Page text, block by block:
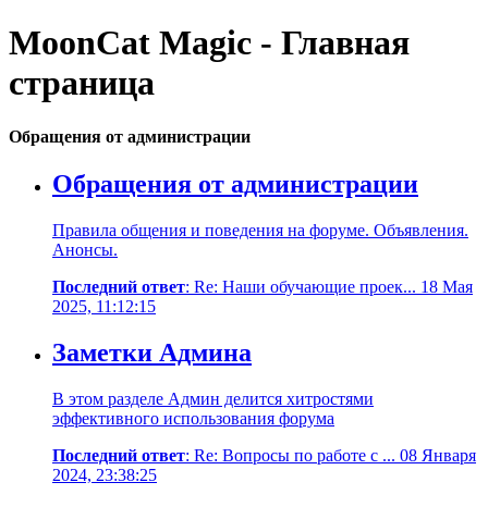
MoonCat Magic - Главная
страница
Обращения от администрации
Обращения от администрации
Правила общения и поведения на форуме. Объявления.
Анонсы.
Последний ответ: Re: Наши обучающие проек... 18 Мая
2025, 11:12:15
Заметки Админа
В этом разделе Админ делится хитростями
эффективного использования форума
Последний ответ: Re: Вопросы по работе с ... 08 Января
2024, 23:38:25